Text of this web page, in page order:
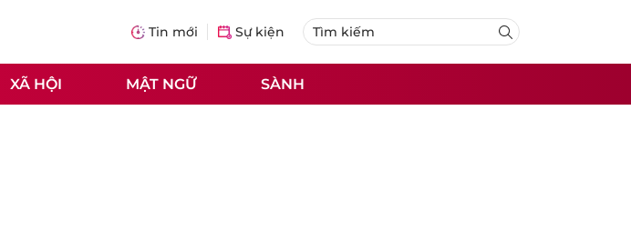
Tin mới Sự kiện
XÃ HỘI MẬT NGỮ SÀNH